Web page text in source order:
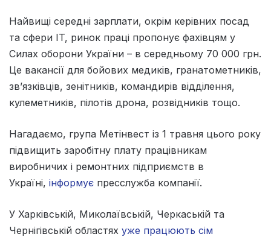
Найвищі середні зарплати, окрім керівних посад
та сфери IT, ринок праці пропонує фахівцям у
Силах оборони України – в середньому 70 000 грн.
Це вакансії для бойових медиків, гранатометників,
зв’язківців, зенітників, командирів відділення,
кулеметників, пілотів дрона, розвідників тощо.
Нагадаємо, група Метінвест із 1 травня цього року
підвищить заробітну плату працівникам
виробничих і ремонтних підприємств в
Україні, інформує пресслужба компанії.
У Харківській, Миколаївській, Черкаській та
Чернігівській областях уже працюють сім